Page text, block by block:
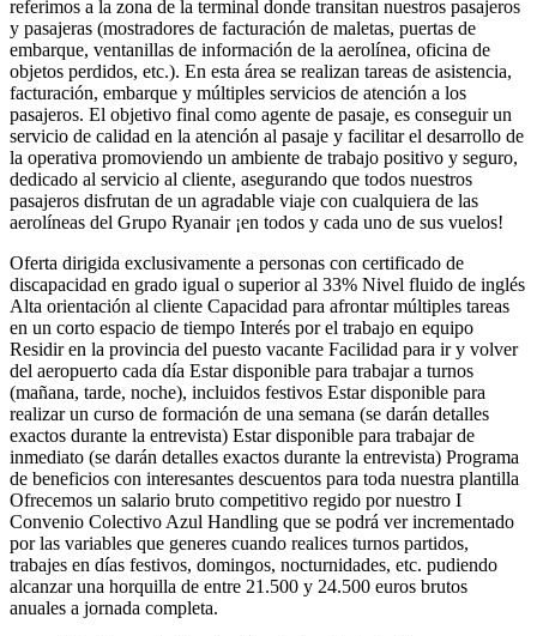
referimos a la zona de la terminal donde transitan nuestros pasajeros
y pasajeras (mostradores de facturación de maletas, puertas de
embarque, ventanillas de información de la aerolínea, oficina de
objetos perdidos, etc.). En esta área se realizan tareas de asistencia,
facturación, embarque y múltiples servicios de atención a los
pasajeros. El objetivo final como agente de pasaje, es conseguir un
servicio de calidad en la atención al pasaje y facilitar el desarrollo de
la operativa promoviendo un ambiente de trabajo positivo y seguro,
dedicado al servicio al cliente, asegurando que todos nuestros
pasajeros disfrutan de un agradable viaje con cualquiera de las
aerolíneas del Grupo Ryanair ¡en todos y cada uno de sus vuelos!
Oferta dirigida exclusivamente a personas con certificado de
discapacidad en grado igual o superior al 33% Nivel fluido de inglés
Alta orientación al cliente Capacidad para afrontar múltiples tareas
en un corto espacio de tiempo Interés por el trabajo en equipo
Residir en la provincia del puesto vacante Facilidad para ir y volver
del aeropuerto cada día Estar disponible para trabajar a turnos
(mañana, tarde, noche), incluidos festivos Estar disponible para
realizar un curso de formación de una semana (se darán detalles
exactos durante la entrevista) Estar disponible para trabajar de
inmediato (se darán detalles exactos durante la entrevista) Programa
de beneficios con interesantes descuentos para toda nuestra plantilla
Ofrecemos un salario bruto competitivo regido por nuestro I
Convenio Colectivo Azul Handling que se podrá ver incrementado
por las variables que generes cuando realices turnos partidos,
trabajes en días festivos, domingos, nocturnidades, etc. pudiendo
alcanzar una horquilla de entre 21.500 y 24.500 euros brutos
anuales a jornada completa.